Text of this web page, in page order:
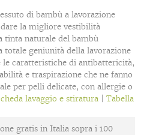
di bambù a lavorazione
la migliore vestibilità
tinta naturale del bambù
totale geniunità della lavorazione
le caratteristiche di antibattericità,
e traspirazione che ne fanno
per pelli delicate, con allergie o
lavaggio e stiratura |Tabella
gratis in Italia sopra i 100